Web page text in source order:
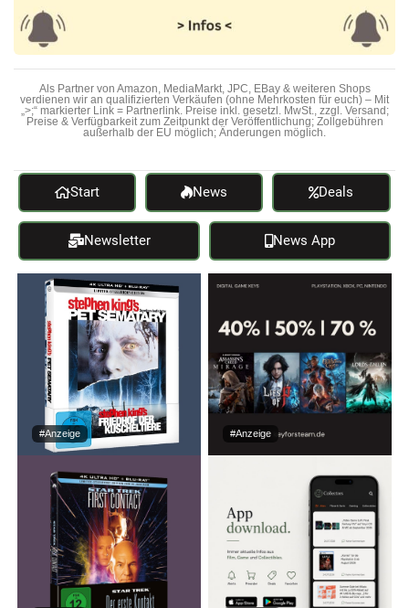
Als Partner von Amazon, MediaMarkt, JPC, EBay & weiteren Shops
verdienen wir an qualifizierten Verkäufen (ohne Mehrkosten für euch) – Mit
„>;“ markierter Link = Partnerlink. Preise inkl. gesetzl. MwSt., zzgl. Versand;
Preise & Verfügbarkeit zum Zeitpunkt der Veröffentlichung; Zollgebühren
außerhalb der EU möglich; Änderungen möglich.
Start News Deals
Newsletter News App
#Anzeige #Anzeige